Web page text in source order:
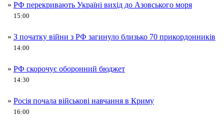
» РФ перекривають Україні вихід до Азовського моря
15:00
» З початку війни з РФ загинуло близько 70 прикордонників
14:00
» РФ скорочує оборонний бюджет
14:30
» Росія почала військові навчання в Криму
16:00